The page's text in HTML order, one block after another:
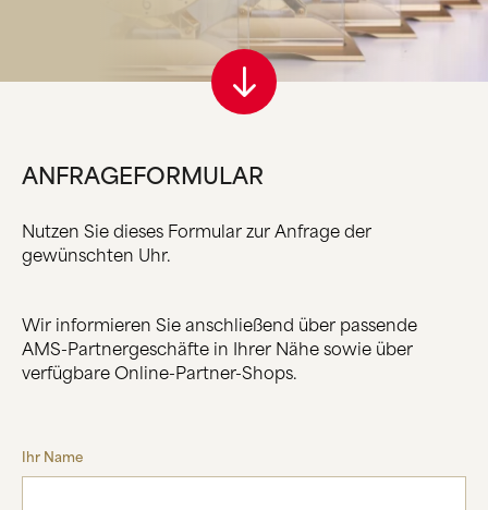
VINTAGE
ANFRAGE
ÜBER UNS
HERSTELLUNG
SCHWARZWALD
KONTAKT
ANFRAGEFORMULAR
Nutzen Sie dieses Formular zur Anfrage der
gewünschten Uhr.
Wir informieren Sie anschließend über passende
AMS-Partnergeschäfte in Ihrer Nähe sowie über
verfügbare Online-Partner-Shops.
Ihr Name